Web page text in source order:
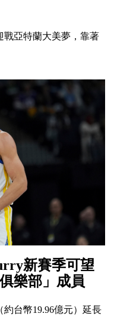
戰亞特蘭大美夢，靠著
新賽季可望
樂部」成員
約台幣19.96億元）延長